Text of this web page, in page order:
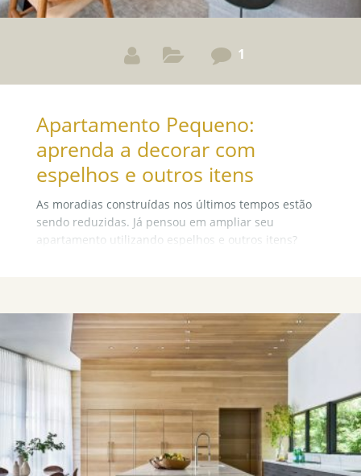
1
Apartamento Pequeno:
aprenda a decorar com
espelhos e outros itens
As moradias construídas nos últimos tempos estão
sendo reduzidas. Já pensou em ampliar seu
apartamento utilizando espelhos e outros itens?